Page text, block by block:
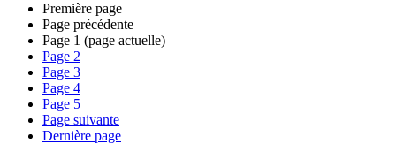
Première page
Page précédente
Page 1 (page actuelle)
Page 2
Page 3
Page 4
Page 5
Page suivante
Dernière page